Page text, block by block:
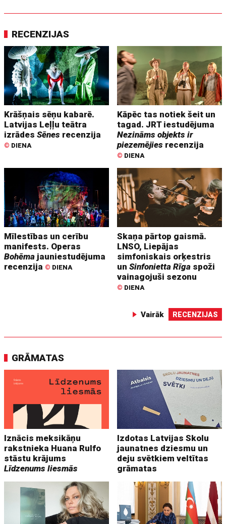
RECENZIJAS
Krāšņais sēņu kabarē.
Latvijas Leļļu teātra
izrādesSēnes recenzija
© DIENA
Kāpēc tas notiek šeit un
tagad. JRT iestudējuma
Nezināms objekts ir
piezemējies recenzija
© DIENA
Mīlestības un cerību
manifests. Operas
Bohēma jauniestudējuma
recenzija © DIENA
Skaņa pārtop gaismā.
LNSO, Liepājas
simfoniskais orķestris
unSinfonietta Rīga spoži
vainagojuši sezonu
© DIENA
Vairāk RECENZIJAS
GRĀMATAS
Iznācis meksikāņu
rakstnieka Huana Rulfo
stāstu krājums
Līdzenums liesmās
Izdotas Latvijas Skolu
jaunatnes dziesmu un
deju svētkiem veltītas
grāmatas